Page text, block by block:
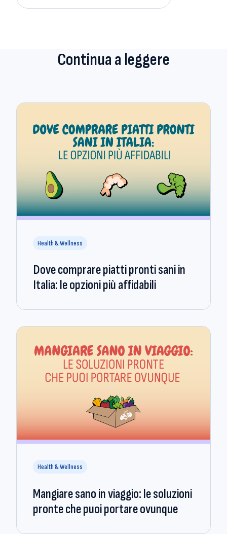
Continua a leggere
Health & Wellness
Dove comprare piatti pronti sani in
Italia: le opzioni più affidabili
Health & Wellness
Mangiare sano in viaggio: le soluzioni
pronte che puoi portare ovunque